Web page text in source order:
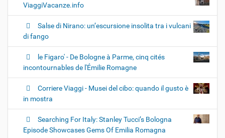
ViaggiVacanze.info
Salse di Nirano: un’escursione insolita tra i vulcani
di fango
le Figaro' - De Bologne à Parme, cinq cités
incontournables de l'Émilie Romagne
Corriere Viaggi - Musei del cibo: quando il gusto è
in mostra
Searching For Italy: Stanley Tucci’s Bologna
Episode Showcases Gems Of Emilia Romagna